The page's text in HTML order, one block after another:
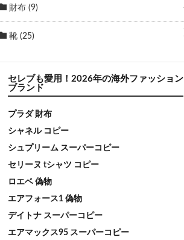
財布 (9)
靴 (25)
セレブも愛用！2026年の海外ファッション
ブランド
プラダ 財布
シャネル コピー
シュプリーム スーパーコピー
セリーヌ tシャツ コピー
ロエベ 偽物
エアフォース1 偽物
デイトナ スーパーコピー
エアマックス95 スーパーコピー